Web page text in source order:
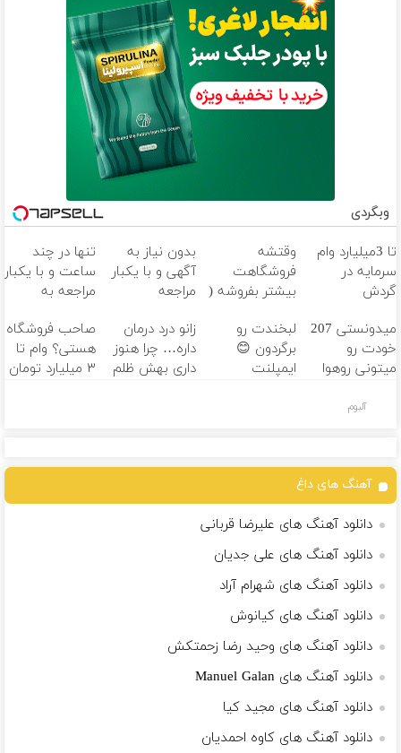
وبگردی
تا 3میلیارد وام
سرمایه در
گردش
فروشگاهت رو
ثبت کن
وقتشه
فروشگاهت
بیشتر بفروشه (
نام کن )
بدون نیاز به
آگهی و با یکبار
مراجعه
تنها در چند
ساعت و با یکبار
مراجعه به
میدونستی 207
خودت رو
میتونی روهوا
سریع و راحت
لبخندت رو
برگردون 😊
ایمپلنت
زانو درد درمان
داره… چرا هنوز
داری بهش ظلم
صاحب فروشگاه
هستی؟ وام تا
۳ میلیارد تومان
آلبوم
آهنگ های داغ
دانلود آهنگ های علیرضا قربانی
دانلود آهنگ های علی جدیان
دانلود آهنگ های شهرام آراد
دانلود آهنگ های کیانوش
دانلود آهنگ های وحید رضا زحمتکش
دانلود آهنگ های Manuel Galan
دانلود آهنگ های مجید کیا
دانلود آهنگ های کاوه احمدیان